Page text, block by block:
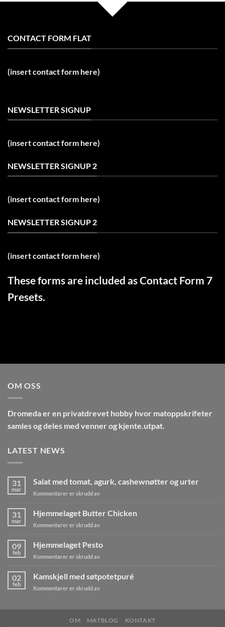
CONTACT FORM FLAT
(insert contact form here)
NEWSLETTER SIGNUP
(insert contact form here)
NEWSLETTER SIGNUP 2
(insert contact form here)
NEWSLETTER SIGNUP 2
(insert contact form here)
These forms are included as Contact Form 7
Presets.
OM OSS
Dromedaer en privatdrevet hobby hvor matoppskrifeter
samles og deles med venner og kjente.utpat.
LATEST NEWS
31
mar
Salat med tomat, agurk, cashewnøtter og urter
Kommentarer er skrudd avfor
med
tomat,
agurk,
og
31
mar
Hjemmelaget Butter Chicken
Kommentarer er skrudd avfor
Chicken
09
feb
Hjemmelaget Pesto
Kommentarer er skrudd avfor
Pesto
02
feb
Kamskjell med søtpotetpuré
Kommentarer er skrudd avfor
OM MATBLOG KONTAKT